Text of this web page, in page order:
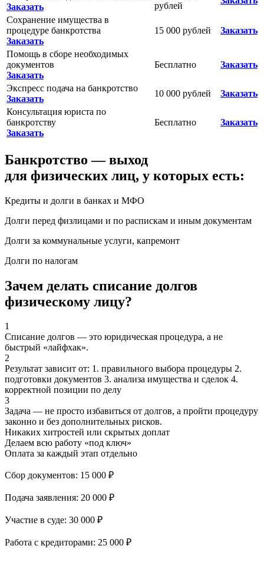
Заказать
рублей
Сохранение имущества в
процедуре банкротства
Заказать
15 000 рублей Заказать
Помощь в сборе необходимых
документов
Заказать
Бесплатно Заказать
Экспресс подача на банкротство
Заказать
10 000 рублей
Заказать
Консультация юриста по
банкротству
Заказать
Бесплатно Заказать
Банкротство — выход
для физических лиц, у которых есть:
Кредиты и долги в банках и МФО
Долги перед физлицами и по распискам и иным документам
Долги за коммунальные услуги, капремонт
Долги по налогам
Зачем делать списание долгов
физическому лицу?
1
Списание долгов — это юридическая процедура, а не
быстрый «лайфхак».
2
Результат зависит от: 1. правильного выбора процедуры 2.
подготовки документов 3. анализа имущества и сделок 4.
корректной позиции по делу
3
Задача — не просто избавиться от долгов, а пройти процедуру
законно и без дополнительных рисков.
Никаких хитростей или скрытых доплат
Делаем всю работу «под ключ»
Оплата за каждый этап отдельно
Сбор документов: 15 000 ₽
Подача заявления: 20 000 ₽
Участие в суде: 30 000 ₽
Работа с кредиторами: 25 000 ₽